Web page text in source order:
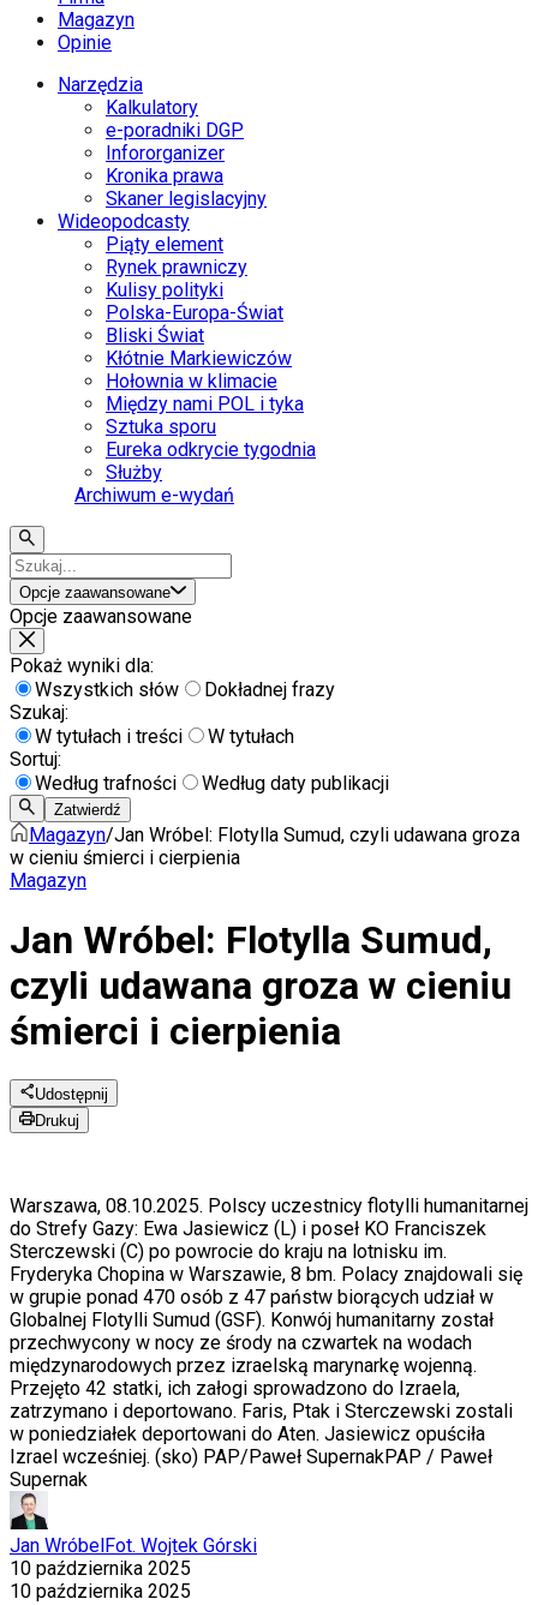
Magazyn
Opinie
Narzędzia
Kalkulatory
e-poradniki DGP
Infororganizer
Kronika prawa
Skaner legislacyjny
Wideopodcasty
Piąty element
Rynek prawniczy
Kulisy polityki
Polska-Europa-Świat
Bliski Świat
Kłótnie Markiewiczów
Hołownia w klimacie
Między nami POL i tyka
Sztuka sporu
Eureka odkrycie tygodnia
Służby
Archiwum e-wydań
Opcje zaawansowane
Opcje zaawansowane
Pokaż wyniki dla:
Wszystkich słów
Dokładnej frazy
Szukaj:
W tytułach i treści
W tytułach
Sortuj:
Według trafności
Według daty publikacji
Zatwierdź
Magazyn/Jan Wróbel: Flotylla Sumud, czyli udawana groza
w cieniu śmierci i cierpienia
Magazyn
Jan Wróbel: Flotylla Sumud,
czyli udawana groza w cieniu
śmierci i cierpienia
Udostępnij
Drukuj
Warszawa, 08.10.2025. Polscy uczestnicy flotylli humanitarnej
do Strefy Gazy: Ewa Jasiewicz (L) i poseł KO Franciszek
Sterczewski (C) po powrocie do kraju na lotnisku im.
Fryderyka Chopina w Warszawie, 8 bm. Polacy znajdowali się
w grupie ponad 470 osób z 47 państw biorących udział w
Globalnej Flotylli Sumud (GSF). Konwój humanitarny został
przechwycony w nocy ze środy na czwartek na wodach
międzynarodowych przez izraelską marynarkę wojenną.
Przejęto 42 statki, ich załogi sprowadzono do Izraela,
zatrzymano i deportowano. Faris, Ptak i Sterczewski zostali
w poniedziałek deportowani do Aten. Jasiewicz opuściła
Izrael wcześniej. (sko) PAP/Paweł SupernakPAP / Paweł
Supernak
Jan WróbelFot. Wojtek Górski
10 października 2025
10 października 2025